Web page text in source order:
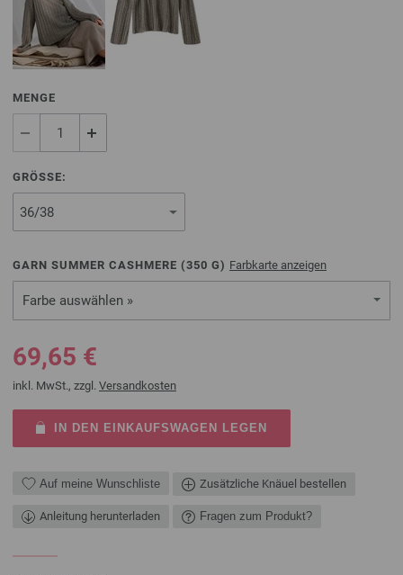
MENGE
GRÖSSE:
GARN SUMMER CASHMERE (350 G) Farbkarte anzeigen
Farbe auswählen »
69,65 €
inkl. MwSt., zzgl. Versandkosten
IN DEN EINKAUFSWAGEN LEGEN
Auf meine Wunschliste Zusätzliche Knäuel bestellen
Anleitung herunterladen Fragen zum Produkt?